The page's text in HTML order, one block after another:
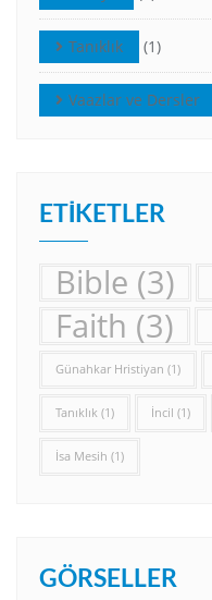
Tanıklık (1)
Vaazlar ve Dersler
ETIKETLER
Bible (3)
Faith (3)
Günahkar Hristiyan (1)
Tanıklık (1) İncil (1)
İsa Mesih (1)
GÖRSELLER